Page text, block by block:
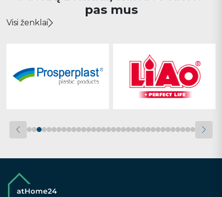
pas mus
Visi ženklai